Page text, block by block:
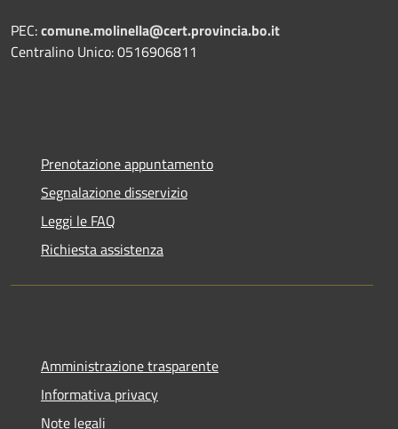
PEC:comune.molinella@cert.provincia.bo.it
Centralino Unico: 0516906811
Prenotazione appuntamento
Segnalazione disservizio
Leggi le FAQ
Richiesta assistenza
Amministrazione trasparente
Informativa privacy
Note legali